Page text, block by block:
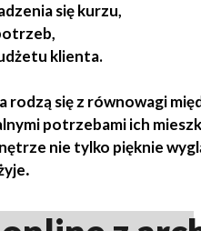
się kurzu,
klienta.
rodzą się z równowagi
potrzebami ich
nie tylko pięknie
.